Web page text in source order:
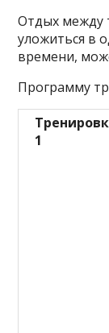
Отдых между
уложиться в
времени,
Программу
1